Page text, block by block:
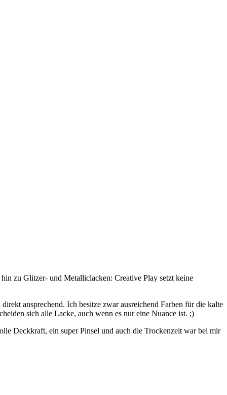
zu Glitzer- und Metalliclacken: Creative Play setzt keine
ansprechend. Ich besitze zwar ausreichend Farben für die kalte
sich alle Lacke, auch wenn es nur eine Nuance ist. ;)
Deckkraft, ein super Pinsel und auch die Trockenzeit war bei mir